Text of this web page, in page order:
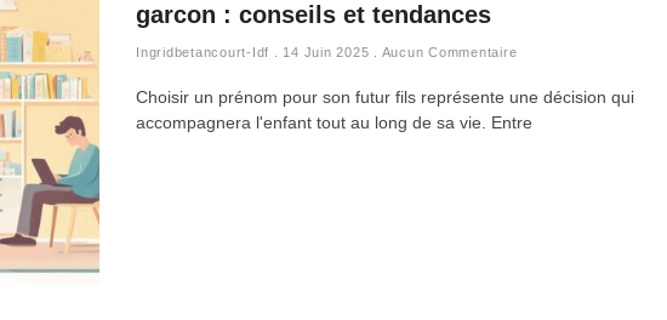
garcon : conseils et tendances
Ingridbetancourt-Idf 14 Juin 2025 Aucun Commentaire
Choisir un prénom pour son futur fils représente une décision qui
accompagnera l'enfant tout au long de sa vie. Entre